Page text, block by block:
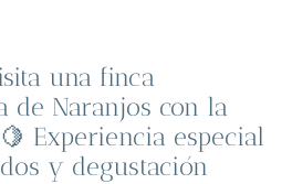
una finca
de Naranjos con la
Experiencia especial
y degustación